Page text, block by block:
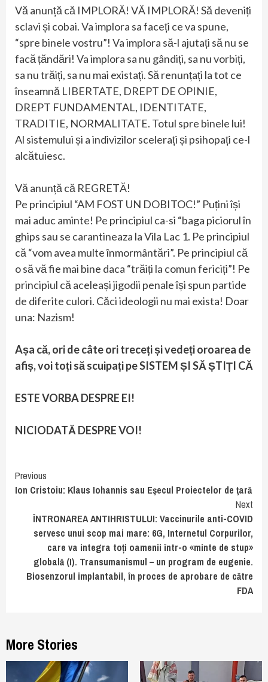
Vă anunță că IMPLORĂ! VĂ IMPLORĂ! Să deveniți
sclavi și cobai. Va implora sa faceți ce va spune,
“spre binele vostru”! Va implora să-l ajutați să nu se
facă țăndări! Va implora sa nu gândiți, sa nu vorbiți,
sa nu trăiți, sa nu mai existați. Să renunțați la tot ce
înseamnă LIBERTATE, DREPT DE OPINIE,
DREPT FUNDAMENTAL, IDENTITATE,
TRADITIE, NORMALITATE. Totul spre binele lui!
Al sistemului și a indivizilor scelerați și psihopați ce-l
alcătuiesc.
Vă anunță că REGRETĂ!
Pe principiul “AM FOST UN DOBITOC!” Puțini își
mai aduc aminte! Pe principiul ca-si “baga piciorul în
ghips sau se carantineaza la Vila Lac 1. Pe principiul
că “vom avea multe înmormântări”. Pe principiul că
o să vă fie mai bine daca “trăiți la comun fericiți”! Pe
principiul că aceleași jigodii penale își spun partide
de diferite culori. Căci ideologii nu mai exista! Doar
una: Nazism!
Așa că, ori de câte ori treceți și vedeți oroarea de
afiș, voi toți să scuipați pe SISTEM ȘI SĂ ȘTIȚI CĂ
ESTE VORBA DESPRE EI!
NICIODATĂ DESPRE VOI!
Continue
Reading
Previous
Ion Cristoiu: Klaus Iohannis sau Eşecul Proiectelor de ţară
Next
ÎNTRONAREA ANTIHRISTULUI: Vaccinurile anti-COVID
servesc unui scop mai mare: 6G, Internetul Corpurilor,
care va integra toți oamenii într-o «minte de stup»
globală (I). Transumanismul – un program de eugenie.
Biosenzorul implantabil, în proces de aprobare de către
FDA
More Stories